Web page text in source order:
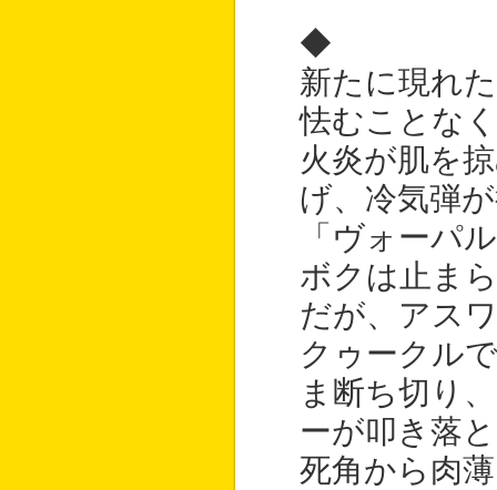
◆
新たに現れ
怯むことな
火炎が肌を
げ、冷気弾
「ヴォーパ
ボクは止ま
だが、アス
クゥークル
ま断ち切り
ーが叩き落
死角から肉